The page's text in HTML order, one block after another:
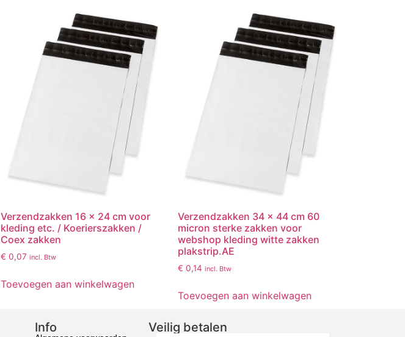
Verzendzakken 16 x 24 cm voor
kleding etc. / Koerierszakken /
Coex zakken
€ 0,07 incl. Btw
Toevoegen aan winkelwagen
Verzendzakken 34 x 44 cm 60
micron sterke zakken voor
webshop kleding witte zakken
plakstrip.AE
€ 0,14 incl. Btw
Toevoegen aan winkelwagen
Info Veilig betalen